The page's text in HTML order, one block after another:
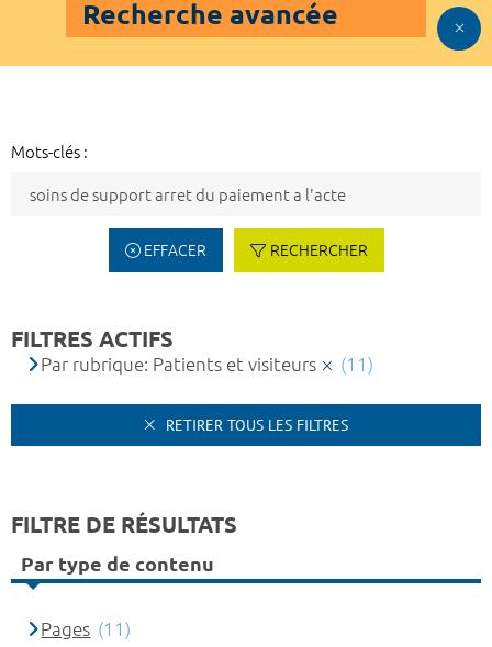
Recherche avancée
Mots-clés :
EFFACER RECHERCHER
FILTRES ACTIFS
Par rubrique: Patients et visiteurs (11)
RETIRER TOUS LES FILTRES
FILTRE DE RÉSULTATS
Par type de contenu
Pages (11)